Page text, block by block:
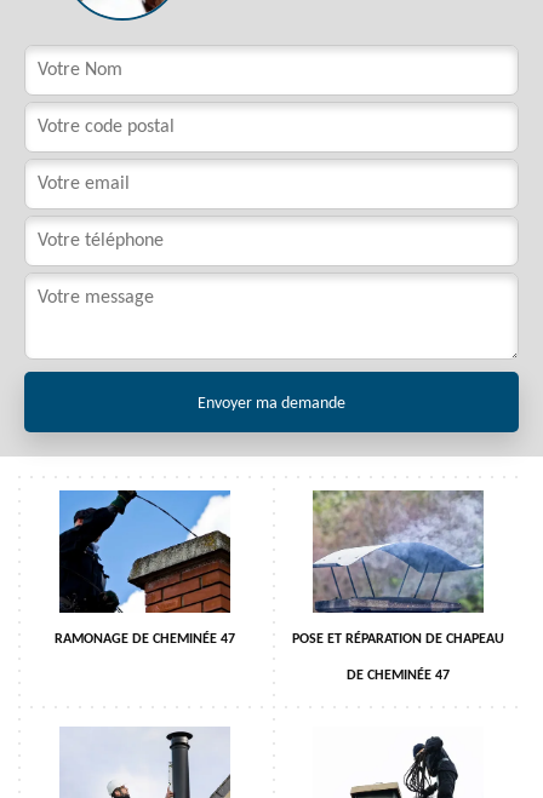
RAMONAGE DE CHEMINÉE 47 POSE ET RÉPARATION DE CHAPEAU
DE CHEMINÉE 47